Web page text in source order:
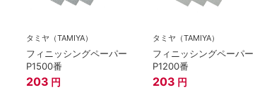
タミヤ（TAMIYA）
フィニッシングペーパー
P1500番
203 円
タミヤ（TAMIYA）
フィニッシングペーパー
P1200番
203 円